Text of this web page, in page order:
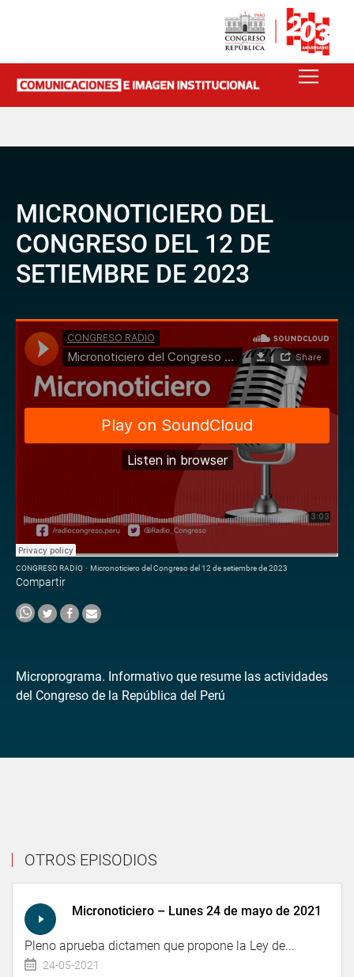
MICRONOTICIERO DEL
CONGRESO DEL 12 DE
SETIEMBRE DE 2023
CONGRESO RADIO · Micronoticiero del Congreso del 12 de setiembre de 2023
Compartir
Microprograma. Informativo que resume las actividades
del Congreso de la República del Perú
OTROS EPISODIOS
Micronoticiero – Lunes 24 de mayo de 2021
Pleno aprueba dictamen que propone la Ley de...
24-05-2021